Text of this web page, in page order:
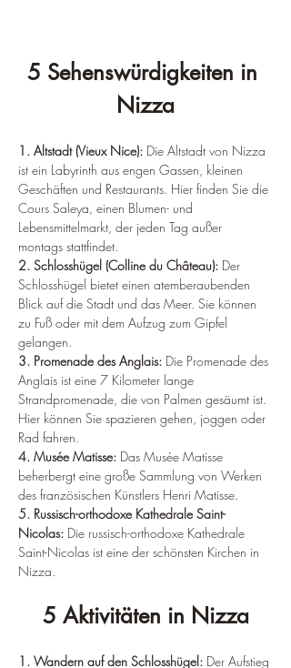
5 Sehenswürdigkeiten in
Nizza
1. Altstadt (Vieux Nice): Die Altstadt von Nizza
ist ein Labyrinth aus engen Gassen, kleinen
Geschäften und Restaurants. Hier finden Sie die
Cours Saleya, einen Blumen- und
Lebensmittelmarkt, der jeden Tag außer
montags stattfindet.
2. Schlosshügel (Colline du Château): Der
Schlosshügel bietet einen atemberaubenden
Blick auf die Stadt und das Meer. Sie können
zu Fuß oder mit dem Aufzug zum Gipfel
gelangen.
3. Promenade des Anglais: Die Promenade des
Anglais ist eine 7 Kilometer lange
Strandpromenade, die von Palmen gesäumt ist.
Hier können Sie spazieren gehen, joggen oder
Rad fahren.
4. Musée Matisse: Das Musée Matisse
beherbergt eine große Sammlung von Werken
des französischen Künstlers Henri Matisse.
5. Russisch-orthodoxe Kathedrale Saint-
Nicolas: Die russisch-orthodoxe Kathedrale
Saint-Nicolas ist eine der schönsten Kirchen in
Nizza.
5 Aktivitäten in Nizza
1. Wandern auf den Schlosshügel: Der Aufstieg